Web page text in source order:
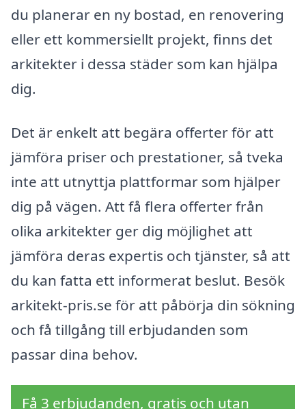
du planerar en ny bostad, en renovering
eller ett kommersiellt projekt, finns det
arkitekter i dessa städer som kan hjälpa
dig.
Det är enkelt att begära offerter för att
jämföra priser och prestationer, så tveka
inte att utnyttja plattformar som hjälper
dig på vägen. Att få flera offerter från
olika arkitekter ger dig möjlighet att
jämföra deras expertis och tjänster, så att
du kan fatta ett informerat beslut. Besök
arkitekt-pris.se för att påbörja din sökning
och få tillgång till erbjudanden som
passar dina behov.
Få 3 erbjudanden, gratis och utan